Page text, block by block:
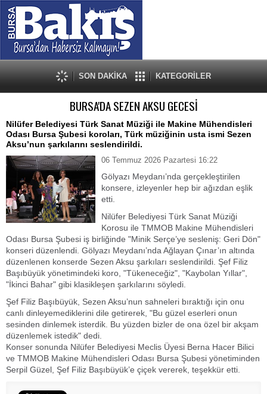
SON DAKİKA KATEGORİLER
BURSA'DA SEZEN AKSU GECESİ
Nilüfer Belediyesi Türk Sanat Müziği ile Makine Mühendisleri
Odası Bursa Şubesi koroları, Türk müziğinin usta ismi Sezen
Aksu’nun şarkılarını seslendirildi.
06 Temmuz 2026 Pazartesi 16:22
Gölyazı Meydanı’nda gerçekleştirilen
konsere, izleyenler hep bir ağızdan eşlik
etti.
Nilüfer Belediyesi Türk Sanat Müziği
Korosu ile TMMOB Makine Mühendisleri
Odası Bursa Şubesi iş birliğinde "Minik Serçe’ye sesleniş: Geri Dön"
konseri düzenlendi. Gölyazı Meydanı’nda Ağlayan Çınar’ın altında
düzenlenen konserde Sezen Aksu şarkıları seslendirildi. Şef Filiz
Başıbüyük yönetimindeki koro, "Tükeneceğiz", "Kaybolan Yıllar",
"İkinci Bahar" gibi klasikleşen şarkılarını söyledi.
Şef Filiz Başıbüyük, Sezen Aksu’nun sahneleri bıraktığı için onu
canlı dinleyemediklerini dile getirerek, "Bu güzel eserleri onun
sesinden dinlemek isterdik. Bu yüzden bizler de ona özel bir akşam
düzenlemek istedik" dedi.
Konser sonunda Nilüfer Belediyesi Meclis Üyesi Berna Hacer Bilici
ve TMMOB Makine Mühendisleri Odası Bursa Şubesi yönetiminden
Serpil Güzel, Şef Filiz Başıbüyük’e çiçek vererek, teşekkür etti.